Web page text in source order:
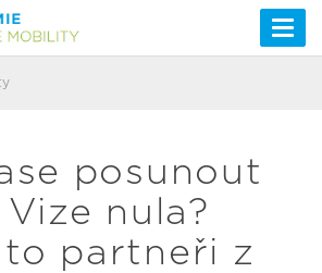
posunout
nula?
to partneři z